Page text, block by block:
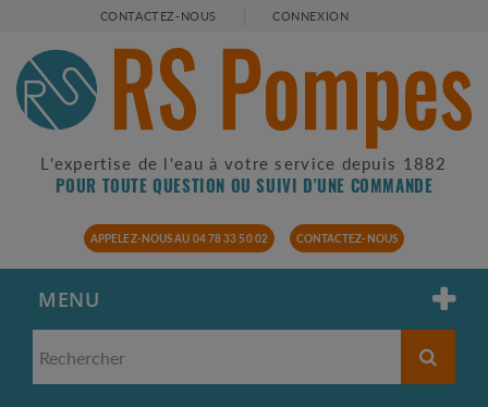
CONTACTEZ-NOUS CONNEXION
L'expertise de l'eau à votre service depuis 1882
POUR TOUTE QUESTION OU SUIVI D'UNE COMMANDE
APPELEZ-NOUS AU 04 78 33 50 02 CONTACTEZ-NOUS
MENU